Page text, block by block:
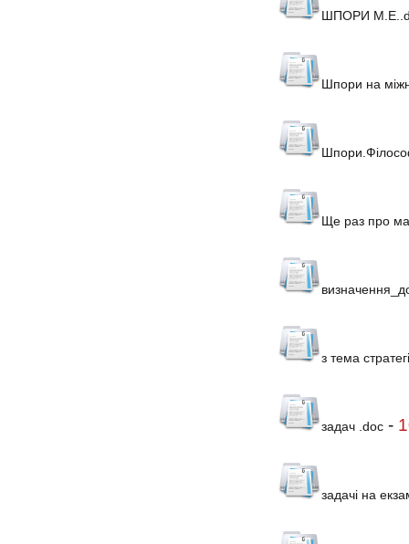
ШПОРИ
Шпори на
Ще раз про
з тема
задач .doc-
задачі на